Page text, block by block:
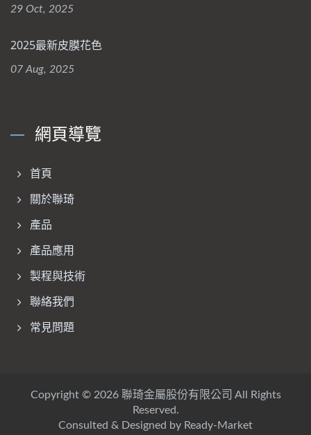
29 Oct, 2025
2025最新皮膜花色
07 Aug, 2025
網頁導覽
首頁
關於聯琦
產品
產品應用
製程與技術
聯絡我們
常見問題
Copyright © 2026 聯琦金屬股份有限公司 All Rights
Reserved.
Consulted & Designed by Ready-Market